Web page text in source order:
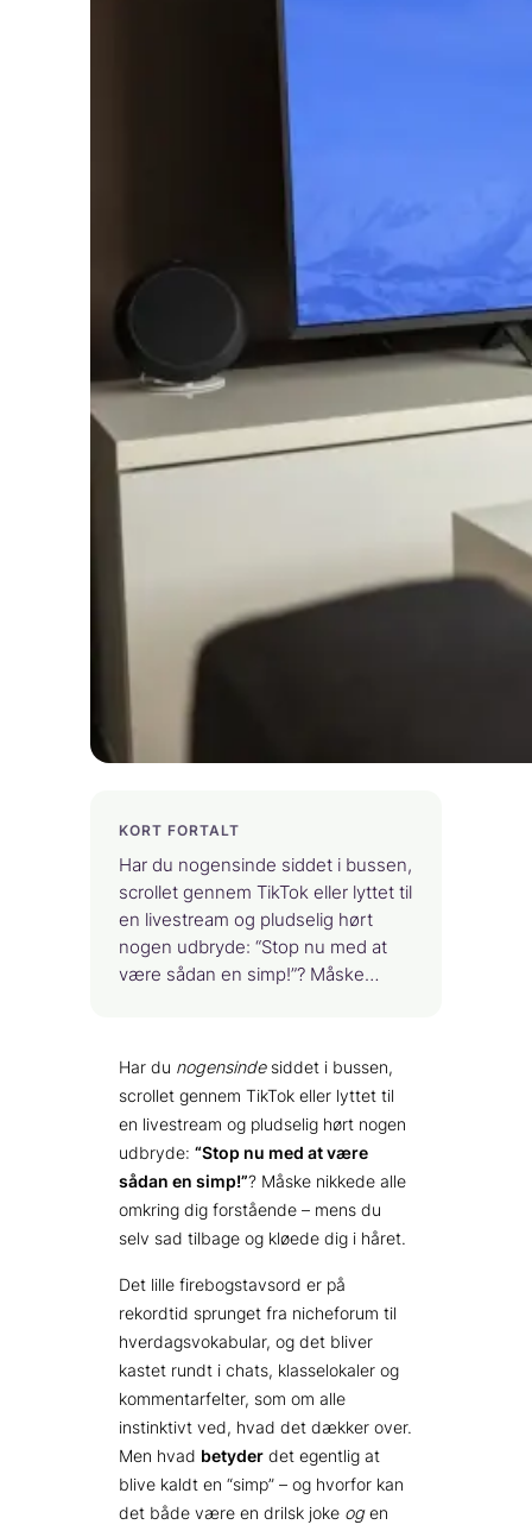
KORT FORTALT
Har du nogensinde siddet i bussen,
scrollet gennem TikTok eller lyttet til
en livestream og pludselig hørt
nogen udbryde: “Stop nu med at
være sådan en simp!”? Måske…
Har du nogensindesiddet i bussen,
scrollet gennem TikTok eller lyttet til
en livestream og pludselig hørt nogen
udbryde: “Stop nu med at være
sådan en simp!”? Måske nikkede alle
omkring dig forstående – mens du
selv sad tilbage og kløede dig i håret.
Det lille firebogstavs­ord er på
rekordtid sprunget fra nicheforum til
hverdags­vokabular, og det bliver
kastet rundt i chats, klasselokaler og
kommentarfelter, som om alle
instinktivt ved, hvad det dækker over.
Men hvad betyder det egentlig at
blive kaldt en “simp” – og hvorfor kan
det både være en drilsk joke ogen